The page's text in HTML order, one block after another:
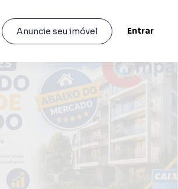
Anuncie seu imóvel Entrar